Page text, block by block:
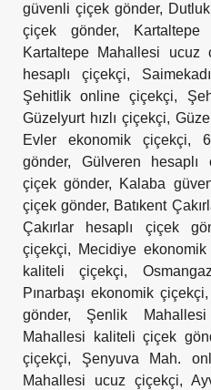
güvenli çiçek gönder,
çiçek gönder,
Kartaltepe Mahallesi ucuz
hesaplı çiçekçi,
Şehitlik online çiçekçi,
Güzelyurt hızlı çiçekçi,
Evler ekonomik çiçekçi,
gönder, Gülveren hesaplı
çiçek gönder, Kalaba
çiçek gönder, Batıkent
Çakırlar hesaplı çiçek
çiçekçi, Mecidiye
kaliteli çiçekçi,
Pınarbaşı ekonomik çiçekçi,
gönder, Şenlik
Mahallesi kaliteli çiçek
çiçekçi, Şenyuva Mah.
Mahallesi ucuz çiçekçi,